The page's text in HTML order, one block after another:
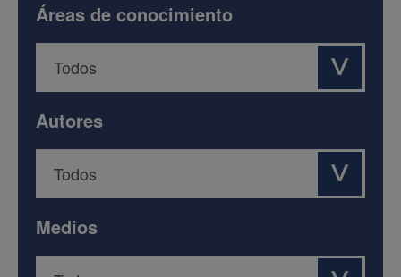
Áreas de conocimiento
Autores
Medios